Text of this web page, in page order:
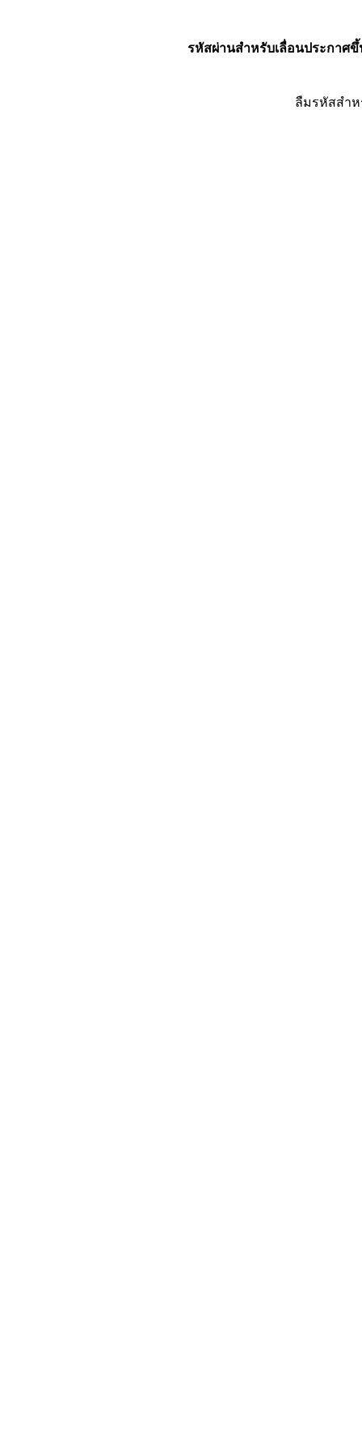
รหัสผ่านสำหรับเลื่อนประกาศขึ้
ลืมรหัสสำ